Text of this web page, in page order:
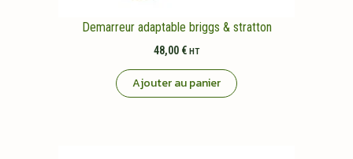
Demarreur adaptable briggs & stratton
48,00 € HT
Ajouter au panier